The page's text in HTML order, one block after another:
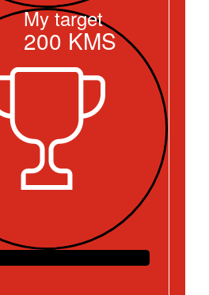
My target
200 KMS